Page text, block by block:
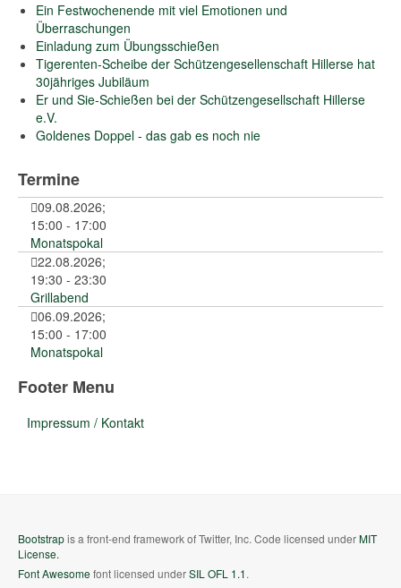
Ein Festwochenende mit viel Emotionen und
Überraschungen
Einladung zum Übungsschießen
Tigerenten-Scheibe der Schützengesellenschaft Hillerse hat
30jähriges Jubiläum
Er und Sie-Schießen bei der Schützengesellschaft Hillerse
e.V.
Goldenes Doppel - das gab es noch nie
Termine
09.08.2026;
15:00 - 17:00
Monatspokal
22.08.2026;
19:30 - 23:30
Grillabend
06.09.2026;
15:00 - 17:00
Monatspokal
Footer Menu
Impressum / Kontakt
Bootstrapis a front-end framework of Twitter, Inc. Code licensed underMIT
License.
Font Awesomefont licensed underSIL OFL 1.1.